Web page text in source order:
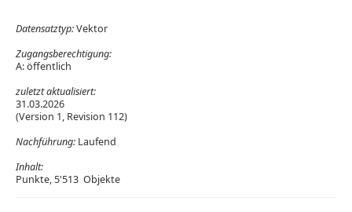
Datensatztyp:Vektor
Zugangsberechtigung:
A: öffentlich
zuletzt aktualisiert:
31.03.2026
(Version 1, Revision 112)
Nachführung:Laufend
Inhalt:
Punkte, 5'513 Objekte